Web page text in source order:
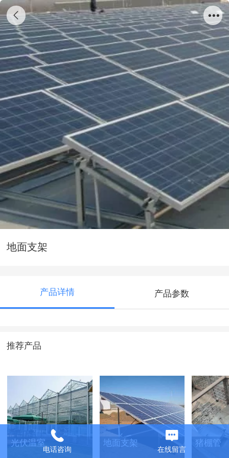
地面支架
产品详情 产品参数
推荐产品
光伏温室 地面支架 猪棚管
电话咨询 在线留言